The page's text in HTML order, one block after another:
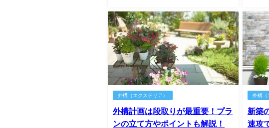
外構（エクステリア）
外構計画は段取りが最重要！プラ
ンの立て方やポイントも解説！
外構（
新築
速攻